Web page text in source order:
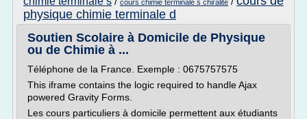
cours chimie terminale s chiralite
physique chimie terminale d
Soutien Scolaire à Domicile de Physique
ou de Chimie à ...
Téléphone de la France. Exemple : 0675757575
This iframe contains the logic required to handle Ajax
powered Gravity Forms.
Les cours particuliers à domicile permettent aux étudiants